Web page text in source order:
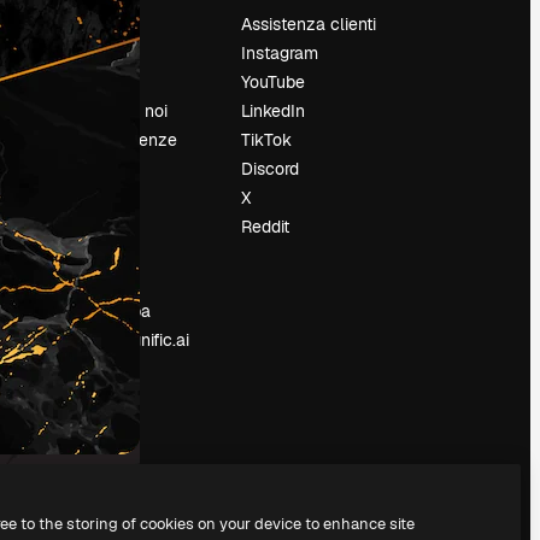
Prezzi
Chi siamo
Recensioni
Lavora con noi
Cerca tendenze
Slidesgo
Vendi i tuoi
contenuti
Sala stampa
Cerchi magnific.ai
Assistenza clienti
Instagram
YouTube
LinkedIn
TikTok
Discord
X
Reddit
to the storing of cookies on your device to enhance site